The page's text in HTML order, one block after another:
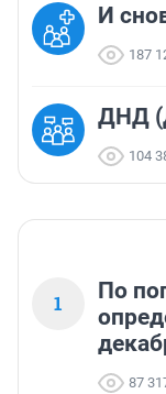
И
187
ДНД
104
1
По
87